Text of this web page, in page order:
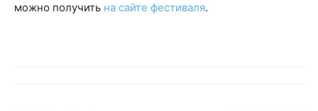
можно получить на сайте фестиваля.